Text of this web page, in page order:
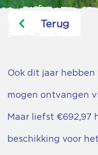
Terug
Ook dit jaar
mogen ontvangen
Maar liefst €692,97
beschikking voor